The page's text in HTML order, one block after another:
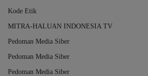
Kode Etik
MITRA-HALUAN INDONESIA TV
Pedoman Media Siber
Pedoman Media Siber
Pedoman Media Siber